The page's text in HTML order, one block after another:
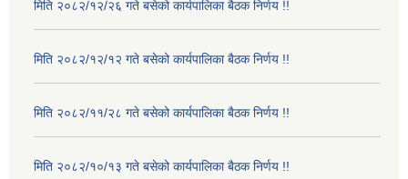
मिति २०८२/१२/२६ गते बसेको कार्यपालिका बैठक निर्णय !!
मिति २०८२/१२/१२ गते बसेको कार्यपालिका बैठक निर्णय !!
मिति २०८२/११/२८ गते बसेको कार्यपालिका बैठक निर्णय !!
मिति २०८२/१०/१३ गते बसेको कार्यपालिका बैठक निर्णय !!